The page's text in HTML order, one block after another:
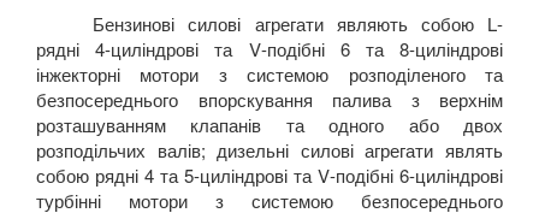
Бензинові силові агрегати являють собою L-
рядні 4-циліндрові та V-подібні 6 та 8-циліндрові
інжекторні мотори з системою розподіленого та
безпосереднього впорскування палива з верхнім
розташуванням клапанів та одного або двох
розподільчих валів; дизельні силові агрегати являть
собою рядні 4 та 5-циліндрові та V-подібні 6-циліндрові
турбінні мотори з системою безпосереднього